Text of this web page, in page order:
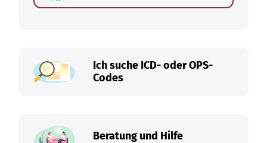
Ich suche ICD- oder OPS-
Codes
Beratung und Hilfe